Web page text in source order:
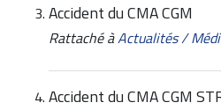
Accident du CMA CGM
Rattaché àActualités /
Accident du CMA CGM